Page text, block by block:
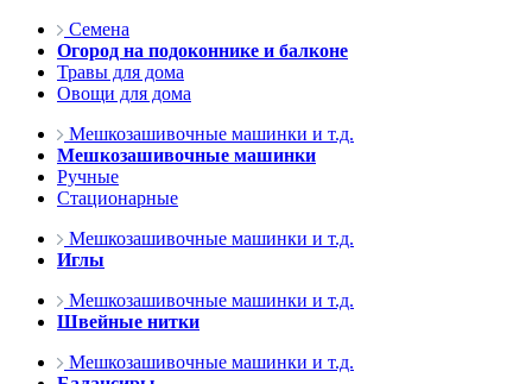
Семена
Огород на подоконнике и балконе
Травы для дома
Овощи для дома
Мешкозашивочные машинки и т.д.
Мешкозашивочные машинки
Ручные
Стационарные
Мешкозашивочные машинки и т.д.
Иглы
Мешкозашивочные машинки и т.д.
Швейные нитки
Мешкозашивочные машинки и т.д.